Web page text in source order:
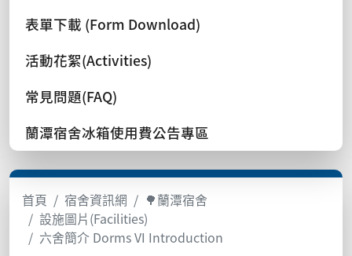
表單下載 (Form Download)
活動花絮(Activities)
常見問題(FAQ)
蘭潭宿舍冰箱使用費公告專區
首頁 宿舍資訊網
🌳蘭潭宿舍
設施圖片(Facilities)
六舍簡介 Dorms VI Introduction